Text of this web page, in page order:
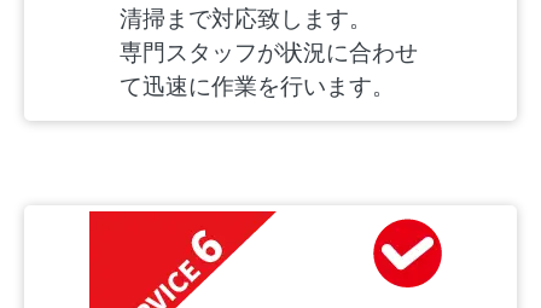
清掃まで対応致します。
専門スタッフが状況に合わせ
て迅速に作業を行います。